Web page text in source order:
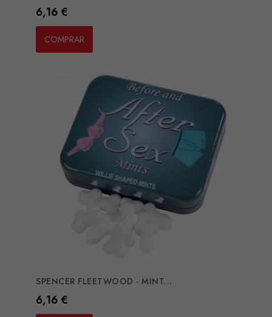
Preço
6,16 €
COMPRAR
SPENCER FLEETWOOD - MINT...
Preço
6,16 €